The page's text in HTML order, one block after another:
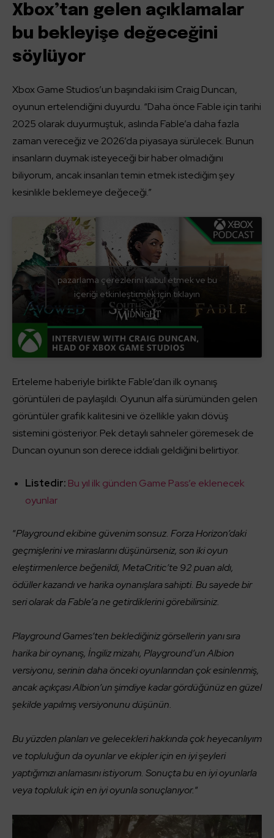
Xbox’tan gelen açıklamalar
bu bekleyişe değeceğini
söylüyor
Xbox Game Studios’un başındaki isim Craig Duncan,
oyunun ertelendiğini duyurdu. “Daha önce Fable için tarihi
2025 olarak duyurmuştuk, aslında Fable’a daha fazla
zaman vereceğiz ve 2026’da piyasaya sürülecek. Bunun
insanların duymak isteyeceği bir haber olmadığını
biliyorum, ancak insanları temin etmek istediğim şey
kesinlikle beklemeye değeceği.”
pazarlama çerezlerini kabul etmek ve bu
içeriği etkinleştirmek için tıklayın
Erteleme haberiyle birlikte Fable’dan ilk oynanış
görüntüleri de paylaşıldı. Oyunun alfa sürümünden gelen
görüntüler grafik kalitesini ve özellikle yakın dövüş
sistemini gösteriyor. Pek detaylı sahneler göremesek de
Duncan oyunun son derece iddialı geldiğini belirtiyor.
Listedir: Bu yıl ilk günden Game Pass’e eklenecek
oyunlar
“Playground ekibine güvenim sonsuz. Forza Horizon’daki
geçmişlerini ve miraslarını düşünürseniz, son iki oyun
eleştirmenlerce beğenildi, MetaCritic’te 92 puan aldı,
ödüller kazandı ve harika oynanışlara sahipti. Bu sayede bir
seri olarak da Fable’a ne getirdiklerini görebilirsiniz.
Playground Games’ten beklediğiniz görsellerin yanı sıra
harika bir oynanış, İngiliz mizahı, Playground’un Albion
versiyonu, serinin daha önceki oyunlarından çok esinlenmiş,
ancak açıkçası Albion’un şimdiye kadar gördüğünüz en güzel
şekilde yapılmış versiyonunu düşünün.
Bu yüzden planları ve gelecekleri hakkında çok heyecanlıyım
ve topluluğun da oyunlar ve ekipler için en iyi şeyleri
yaptığımızı anlamasını istiyorum. Sonuçta bu en iyi oyunlarla
veya topluluk için en iyi oyunla sonuçlanıyor.“